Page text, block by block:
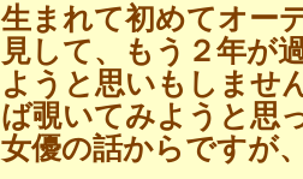
生まれて初めてオー
見して、もう２年が
ようと思いもしませ
ば覗いてみようと思
女優の話からですが